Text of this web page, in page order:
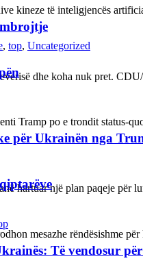
dhe koha nuk pret.
për Ukrainën nga
hartuar një plan paqeje për
Të vendosur
kineze të inteligjencës
, top, Uncategorized
Tramp po e trondit status-
mesazhe rëndësishme